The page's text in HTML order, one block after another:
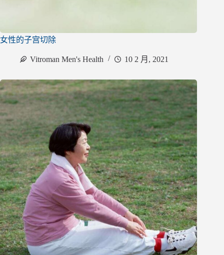
女性的子宫切除
Vitroman Men's Health 10 2 月, 2021